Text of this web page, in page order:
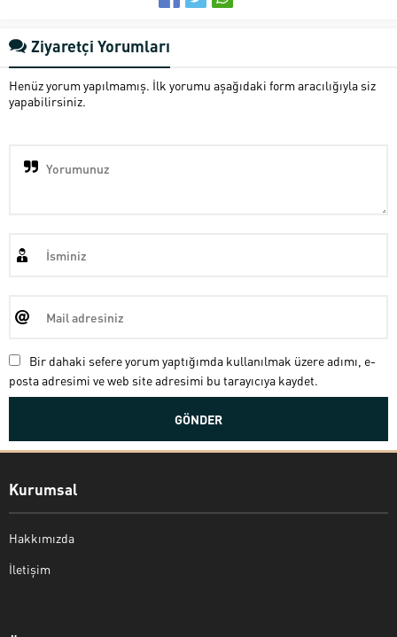
Ziyaretçi Yorumları
Henüz yorum yapılmamış. İlk yorumu aşağıdaki form aracılığıyla siz
yapabilirsiniz.
Bir dahaki sefere yorum yaptığımda kullanılmak üzere adımı, e-
posta adresimi ve web site adresimi bu tarayıcıya kaydet.
Kurumsal
Hakkımızda
İletişim